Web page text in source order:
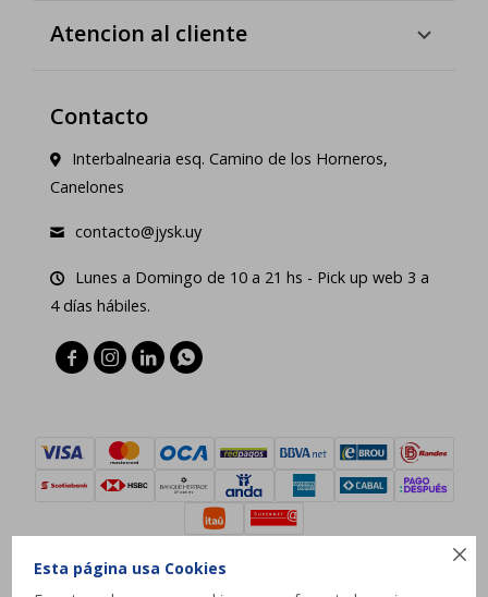

Esta página usa Cookies
Atencion al cliente
Contacto
Interbalnearia esq. Camino de los Horneros,
Canelones
contacto@jysk.uy
Lunes a Domingo de 10 a 21 hs - Pick up web 3 a
4 días hábiles.
   